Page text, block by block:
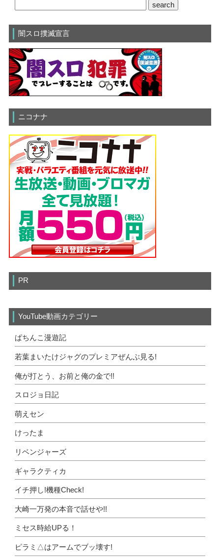
闇スロ撲滅宣言
ニコナナ
PR
YouTube動画カテゴリー
ぱちんこ漫遊記
若葉まいたけジャグのプレミアぜんぶ見る!
俺が打とう、お前と俺の金で!!
スロジョ日記
萌えセン
けったま
リベンジャーズ
ギャラクティカ
イチ押し!機種Check!
大崎一万発の本音で話せや!!
ミセス時給UPる！
ピラミ△はアームでブッ壊す!